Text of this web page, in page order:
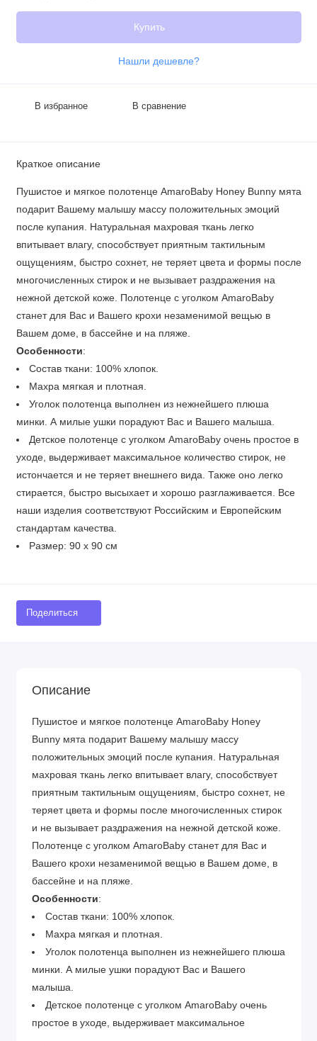
Купить
Нашли дешевле?
В избранное В сравнение
Краткое описание
Пушистое и мягкое полотенце AmaroBaby Honey Bunny мята
подарит Вашему малышу массу положительных эмоций
после купания. Натуральная махровая ткань легко
впитывает влагу, способствует приятным тактильным
ощущениям, быстро сохнет, не теряет цвета и формы после
многочисленных стирок и не вызывает раздражения на
нежной детской коже. Полотенце с уголком AmaroBaby
станет для Вас и Вашего крохи незаменимой вещью в
Вашем доме, в бассейне и на пляже.
Особенности:
Состав ткани: 100% хлопок.
Махра мягкая и плотная.
Уголок полотенца выполнен из нежнейшего плюша
минки. А милые ушки порадуют Вас и Вашего малыша.
Детское полотенце с уголком AmaroBaby очень простое в
уходе, выдерживает максимальное количество стирок, не
истончается и не теряет внешнего вида. Также оно легко
стирается, быстро высыхает и хорошо разглаживается. Все
наши изделия соответствуют Российским и Европейским
стандартам качества.
Размер: 90 х 90 см
Поделиться
Описание
Пушистое и мягкое полотенце AmaroBaby Honey
Bunny мята подарит Вашему малышу массу
положительных эмоций после купания. Натуральная
махровая ткань легко впитывает влагу, способствует
приятным тактильным ощущениям, быстро сохнет, не
теряет цвета и формы после многочисленных стирок
и не вызывает раздражения на нежной детской коже.
Полотенце с уголком AmaroBaby станет для Вас и
Вашего крохи незаменимой вещью в Вашем доме, в
бассейне и на пляже.
Особенности:
Состав ткани: 100% хлопок.
Махра мягкая и плотная.
Уголок полотенца выполнен из нежнейшего плюша
минки. А милые ушки порадуют Вас и Вашего
малыша.
Детское полотенце с уголком AmaroBaby очень
простое в уходе, выдерживает максимальное